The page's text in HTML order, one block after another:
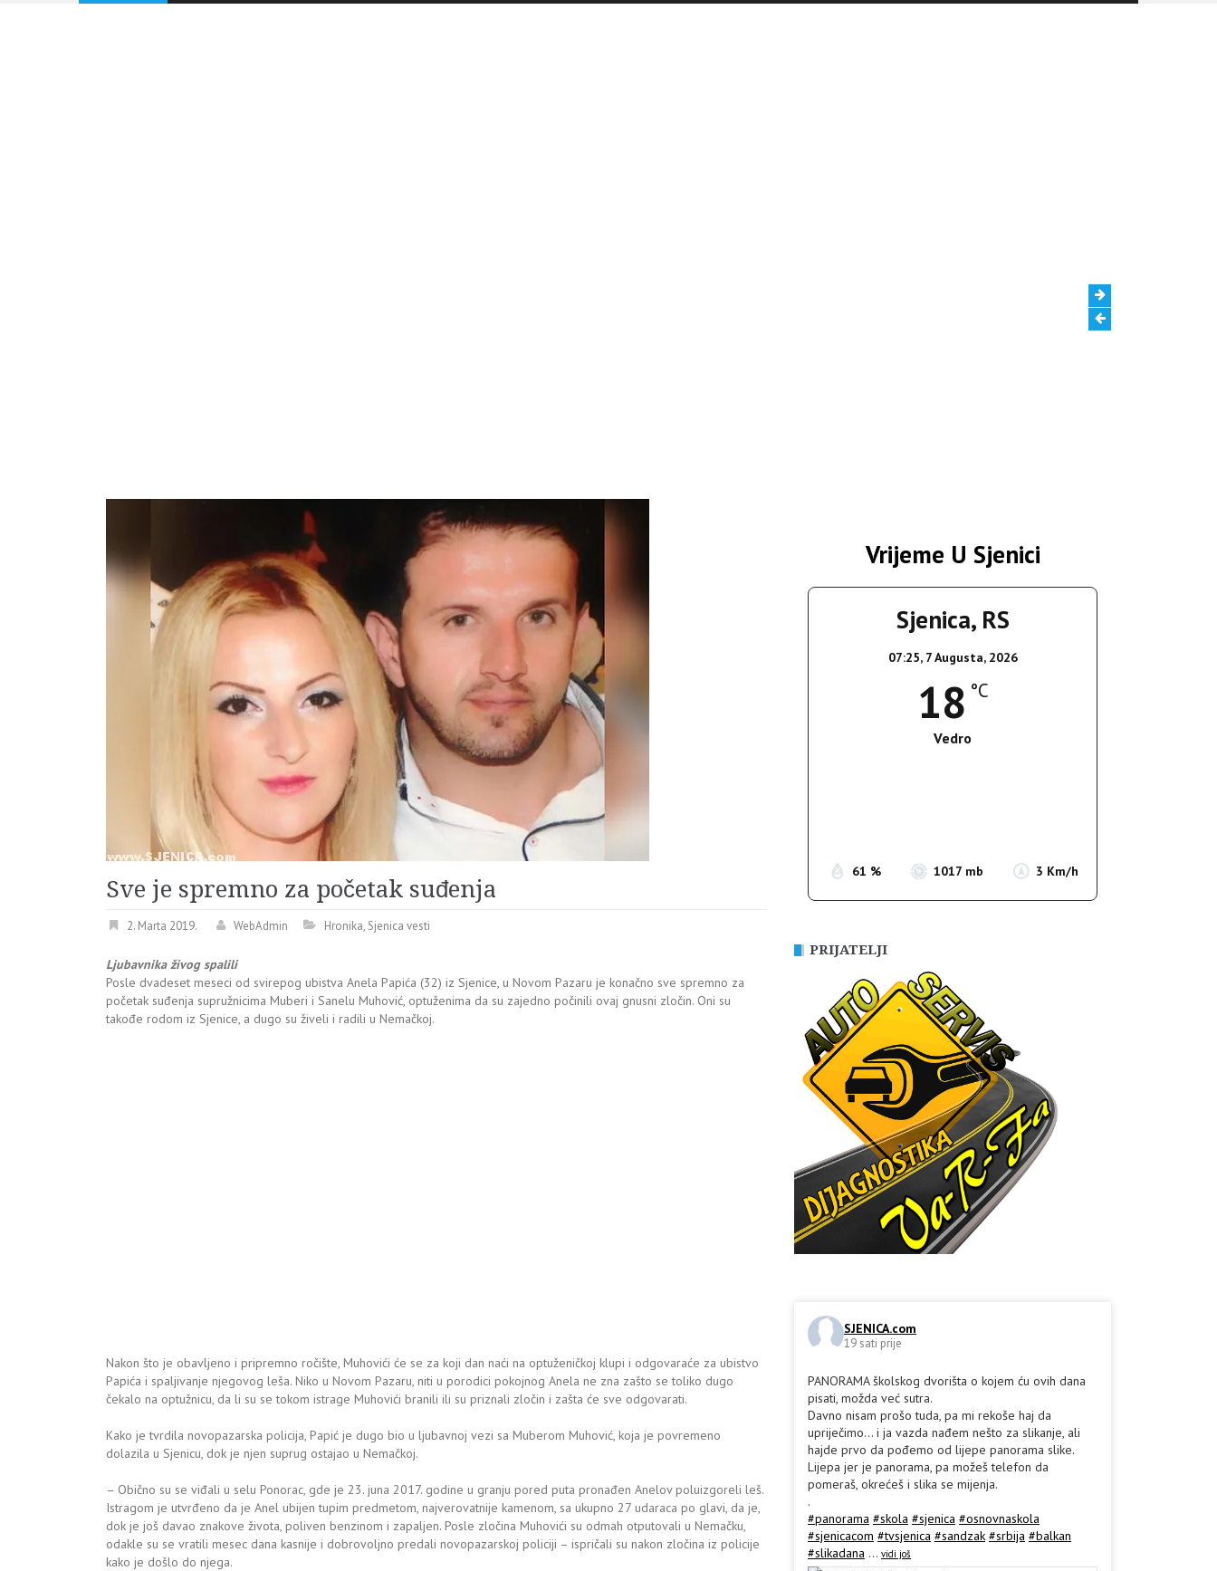
Sve je spremno za početak suđenja
2. Marta 2019. WebAdmin Hronika, Sjenica vesti
Ljubavnika živog spalili
Posle dvadeset meseci od svirepog ubistva Anela Papića (32) iz Sjenice, u Novom Pazaru je konačno sve spremno za
početak suđenja supružnicima Muberi i Sanelu Muhović, optuženima da su zajedno počinili ovaj gnusni zločin. Oni su
takođe rodom iz Sjenice, a dugo su živeli i radili u Nemačkoj.
Nakon što je obavljeno i pripremno ročište, Muhovići će se za koji dan naći na optuženičkoj klupi i odgovaraće za ubistvo
Papića i spaljivanje njegovog leša. Niko u Novom Pazaru, niti u porodici pokojnog Anela ne zna zašto se toliko dugo
čekalo na optužnicu, da li su se tokom istrage Muhovići branili ili su priznali zločin i zašta će sve odgovarati.
Kako je tvrdila novopazarska policija, Papić je dugo bio u ljubavnoj vezi sa Muberom Muhović, koja je povremeno
dolazila u Sjenicu, dok je njen suprug ostajao u Nemačkoj.
– Obično su se viđali u selu Ponorac, gde je 23. juna 2017. godine u granju pored puta pronađen Anelov poluizgoreli leš.
Istragom je utvrđeno da je Anel ubijen tupim predmetom, najverovatnije kamenom, sa ukupno 27 udaraca po glavi, da je,
dok je još davao znakove života, poliven benzinom i zapaljen. Posle zločina Muhovići su odmah otputovali u Nemačku,
odakle su se vratili mesec dana kasnije i dobrovoljno predali novopazarskoj policiji – ispričali su nakon zločina iz policije
kako je došlo do njega.
Vrijeme U Sjenici
Sjenica, RS
07:25, 7 Augusta, 2026
18 °C
Vedro
61 % 1017 mb 3 Km/h
PRIJATELJI
SJENICA.com
19 sati prije
PANORAMA školskog dvorišta o kojem ću ovih dana
pisati, možda već sutra.
Davno nisam prošo tuda, pa mi rekoše haj da
upriječimo... i ja vazda nađem nešto za slikanje, ali
hajde prvo da pođemo od lijepe panorama slike.
Lijepa jer je panorama, pa možeš telefon da
pomeraš, okrećeš i slika se mijenja.
.
#panorama #skola #sjenica #osnovnaskola
#sjenicacom #tvsjenica #sandzak #srbija #balkan
#slikadana ... vidi još